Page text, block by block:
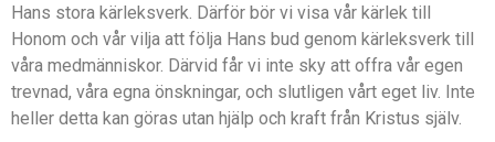
Hans stora kärleksverk. Därför bör vi visa vår kärlek till
Honom och vår vilja att följa Hans bud genom kärleksverk till
våra medmänniskor. Därvid får vi inte sky att offra vår egen
trevnad, våra egna önskningar, och slutligen vårt eget liv. Inte
heller detta kan göras utan hjälp och kraft från Kristus själv.